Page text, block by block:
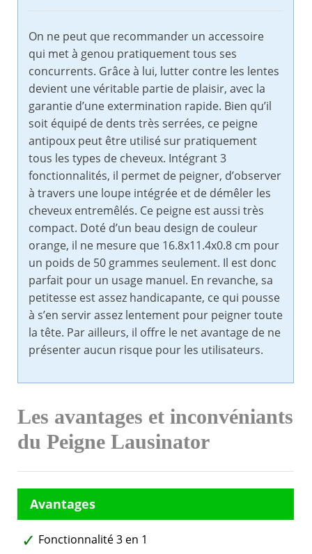
On ne peut que recommander un accessoire
qui met à genou pratiquement tous ses
concurrents. Grâce à lui, lutter contre les lentes
devient une véritable partie de plaisir, avec la
garantie d’une extermination rapide. Bien qu’il
soit équipé de dents très serrées, ce peigne
antipoux peut être utilisé sur pratiquement
tous les types de cheveux. Intégrant 3
fonctionnalités, il permet de peigner, d’observer
à travers une loupe intégrée et de démêler les
cheveux entremêlés. Ce peigne est aussi très
compact. Doté d’un beau design de couleur
orange, il ne mesure que 16.8x11.4x0.8 cm pour
un poids de 50 grammes seulement. Il est donc
parfait pour un usage manuel. En revanche, sa
petitesse est assez handicapante, ce qui pousse
à s’en servir assez lentement pour peigner toute
la tête. Par ailleurs, il offre le net avantage de ne
présenter aucun risque pour les utilisateurs.
Les avantages et inconvéniants
du Peigne Lausinator
Fonctionnalité 3 en 1